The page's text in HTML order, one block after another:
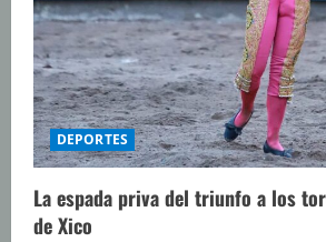
DEPORTES
La espada priva del triunfo a los
de Xico